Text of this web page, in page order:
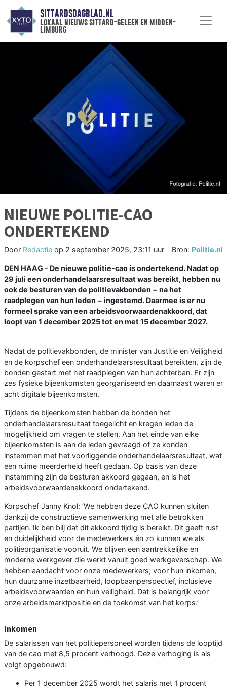
SITTARDSDAGBLAD.NL
lokaal nieuws sittard-geleen en midden-
limburg
NIEUWE POLITIE-CAO
ONDERTEKEND
Door Redactie op 2 september 2025, 23:11 uur Bron: Politie.nl
DEN HAAG - De nieuwe politie-cao is ondertekend. Nadat op
29 juli een onderhandelaarsresultaat was bereikt, hebben nu
ook de besturen van de politievakbonden − na het
raadplegen van hun leden − ingestemd. Daarmee is er nu
formeel sprake van een arbeidsvoorwaardenakkoord, dat
loopt van 1 december 2025 tot en met 15 december 2027.
Nadat de politievakbonden, de minister van Justitie en Veiligheid
en de korpschef een onderhandelaarsresultaat bereikten, zijn de
bonden gestart met het raadplegen van hun achterban. Er zijn
zes fysieke bijeenkomsten georganiseerd en daarnaast waren er
acht digitale bijeenkomsten.
Tijdens de bijeenkomsten hebben de bonden het
onderhandelaarsresultaat toegelicht en kregen leden de
mogelijkheid om vragen te stellen. Aan het einde van elke
bijeenkomsten is aan de leden gevraagd of ze konden
instemmen met het voorliggende onderhandelaarsresultaat, wat
een ruime meerderheid heeft gedaan. Op basis van deze
instemming zijn de besturen akkoord gegaan, en is het
arbeidsvoorwaardenakkoord ondertekend.
Korpschef Janny Knol: ‘We hebben deze CAO kunnen sluiten
dankzij de constructieve samenwerking met alle betrokken
partijen. Ik ben blij dat dit akkoord tijdig is bereikt. Dit geeft rust
en duidelijkheid voor de medewerkers én zo kunnen we als
politieorganisatie vooruit. We blijven een aantrekkelijke en
moderne werkgever die werkt vanuit goed werkgeverschap. We
hebben aandacht voor onze medewerkers; voor hun inkomen,
hun duurzame inzetbaarheid, loopbaanperspectief, inclusieve
arbeidsvoorwaarden en hun veiligheid. Dat is belangrijk voor
onze arbeidsmarktpositie en de toekomst van het korps.’
Inkomen
De salarissen van het politiepersoneel worden tijdens de looptijd
van de cao met 8,5 procent verhoogd. Deze verhoging is als
volgt opgebouwd:
Per 1 december 2025 wordt het salaris met 1 procent